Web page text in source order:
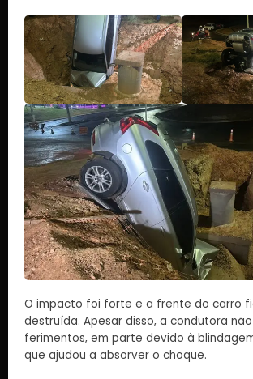
O impacto foi forte e a frente do carro
destruída. Apesar disso, a condutora
ferimentos, em parte devido à
que ajudou a absorver o choque.